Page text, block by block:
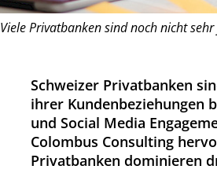
Viele Privatbanken sind noch nicht
Schweizer Privatbanken
ihrer Kundenbeziehungen
und Social Media
Colombus Consulting
Privatbanken dominieren